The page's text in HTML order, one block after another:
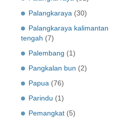
Palangkaraya (30)
Palangkaraya kalimantan
tengah (7)
Palembang (1)
Pangkalan bun (2)
Papua (76)
Parindu (1)
Pemangkat (5)